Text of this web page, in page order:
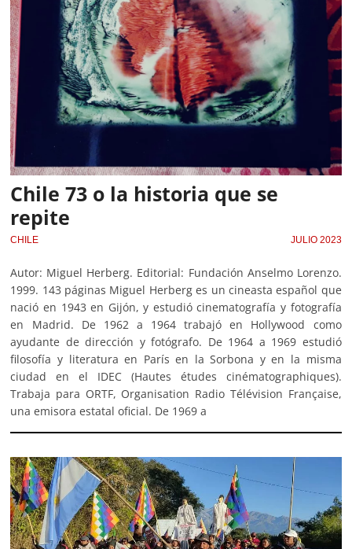
Chile 73 o la historia que se
repite
CHILE JULIO 2023
Autor: Miguel Herberg. Editorial: Fundación Anselmo Lorenzo.
1999. 143 páginas Miguel Herberg es un cineasta español que
nació en 1943 en Gijón, y estudió cinematografía y fotografía
en Madrid. De 1962 a 1964 trabajó en Hollywood como
ayudante de dirección y fotógrafo. De 1964 a 1969 estudió
filosofía y literatura en París en la Sorbona y en la misma
ciudad en el IDEC (Hautes études cinématographiques).
Trabaja para ORTF, Organisation Radio Télévision Française,
una emisora estatal oficial. De 1969 a